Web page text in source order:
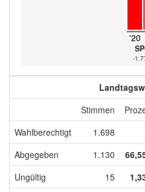
'20
-
Stimmen
Wahlberechtigt
1.698
Abgegeben
1.130
Ungültig
15